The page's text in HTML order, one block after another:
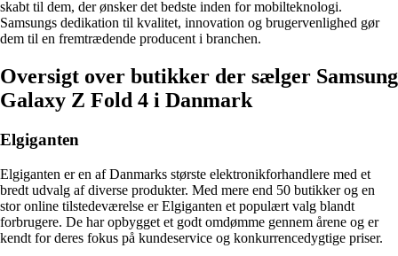
skabt til dem, der ønsker det bedste inden for mobilteknologi.
Samsungs dedikation til kvalitet, innovation og brugervenlighed gør
dem til en fremtrædende producent i branchen.
Oversigt over butikker der sælger Samsung
Galaxy Z Fold 4 i Danmark
Elgiganten
Elgiganten er en af Danmarks største elektronikforhandlere med et
bredt udvalg af diverse produkter. Med mere end 50 butikker og en
stor online tilstedeværelse er Elgiganten et populært valg blandt
forbrugere. De har opbygget et godt omdømme gennem årene og er
kendt for deres fokus på kundeservice og konkurrencedygtige priser.